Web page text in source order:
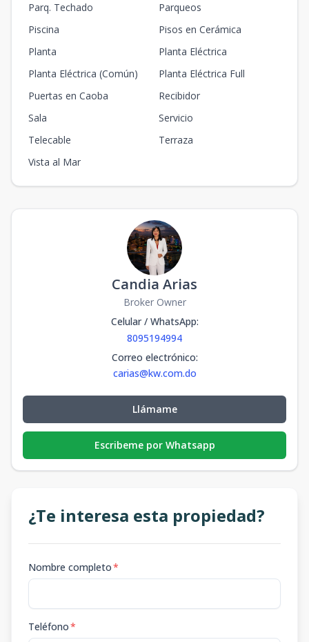
Parq. Techado
Parqueos
Piscina
Pisos en Cerámica
Planta
Planta Eléctrica
Planta Eléctrica (Común)
Planta Eléctrica Full
Puertas en Caoba
Recibidor
Sala
Servicio
Telecable
Terraza
Vista al Mar
Candia Arias
Broker Owner
Celular / WhatsApp:
8095194994
Correo electrónico:
carias@kw.com.do
Llámame
Escribeme por Whatsapp
¿Te interesa esta propiedad?
Nombre completo*
Teléfono*